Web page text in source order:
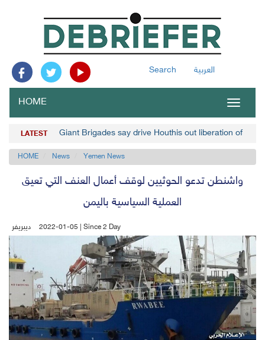
Search العربية
Toggle
HOME
LATEST Giant Brigades say drive Houthis out liberation of
HOME News Yemen News
واشنطن تدعو الحوثيين لوقف أعمال العنف التي تعيق
العملية السياسية باليمن
ديبريفر 2022-01-05 | Since 2 Day